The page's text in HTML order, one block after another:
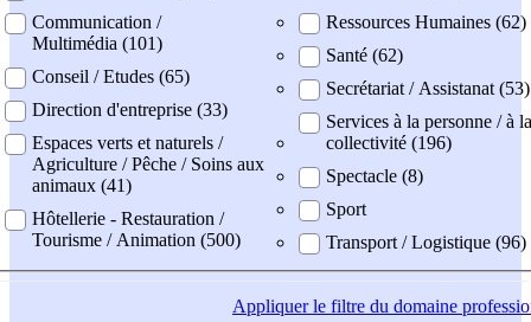
Communication /
Multimédia (101)
Conseil / Etudes (65)
Direction d'entreprise (33)
Espaces verts et naturels /
Agriculture / Pêche / Soins aux
animaux (41)
Hôtellerie - Restauration /
Tourisme / Animation (500)
Ressources Humaines (62)
Santé (62)
Secrétariat / Assistanat (53)
Services à la personne / à la
collectivité (196)
Spectacle (8)
Sport
Transport / Logistique (96)
Appliquerle filtre du domaine